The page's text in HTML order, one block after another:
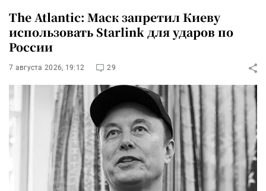
The Atlantic: Маск запретил Киеву
использовать Starlink для ударов по
России
7 августа 2026, 19:12 29